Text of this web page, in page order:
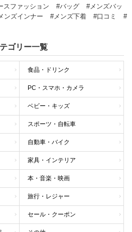
スファッション #バッグ
#メンズバッ
ンズインナー #メンズ下着 #口コミ
#
ゴリー一覧
食品・ドリンク
PC・スマホ・カメラ
ベビー・キッズ
スポーツ・自転車
自動車・バイク
家具・インテリア
本・音楽・映画
旅行・レジャー
セール・クーポン